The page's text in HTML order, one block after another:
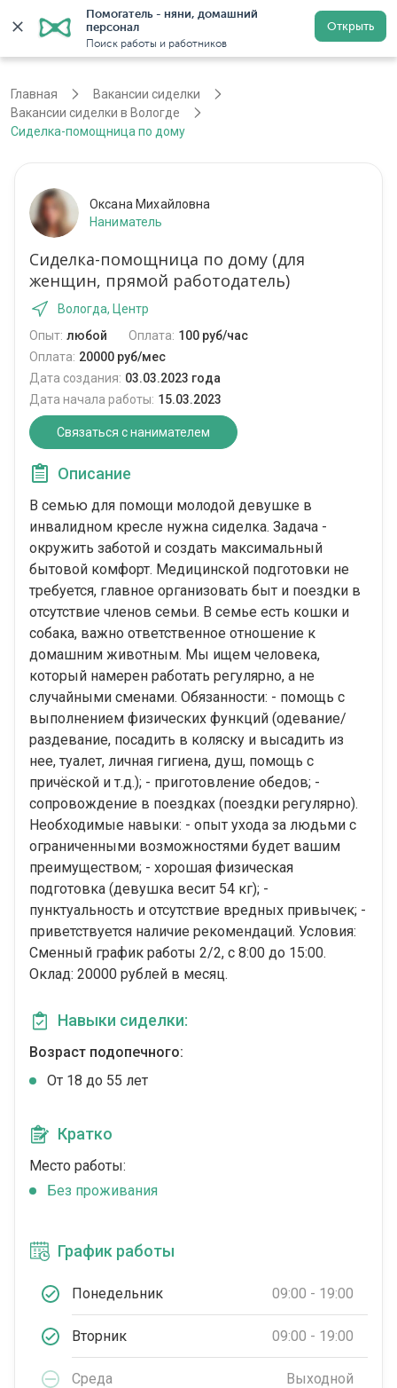
Помогатель - няни, домашний
персонал
Поиск работы и работников
Открыть
Регистрация
Главная
Вакансии сиделки
Вакансии сиделки в Вологде
Сиделка-помощница по дому
Оксана Михайловна
Наниматель
Сиделка-помощница по дому (для
женщин, прямой работодатель)
Вологда, Центр
Опыт: любой Оплата: 100 руб/час
Оплата: 20000 руб/мес
Дата создания: 03.03.2023 года
Дата начала работы: 15.03.2023
Связаться с нанимателем
Описание
В семью для помощи молодой девушке в
инвалидном кресле нужна сиделка. Задача -
окружить заботой и создать максимальный
бытовой комфорт. Медицинской подготовки не
требуется, главное организовать быт и поездки в
отсутствие членов семьи. В семье есть кошки и
собака, важно ответственное отношение к
домашним животным. Мы ищем человека,
который намерен работать регулярно, а не
случайными сменами. Обязанности: - помощь с
выполнением физических функций (одевание/
раздевание, посадить в коляску и высадить из
нее, туалет, личная гигиена, душ, помощь с
причёской и т.д.); - приготовление обедов; -
сопровождение в поездках (поездки регулярно).
Необходимые навыки: - опыт ухода за людьми с
ограниченными возможностями будет вашим
преимуществом; - хорошая физическая
подготовка (девушка весит 54 кг); -
пунктуальность и отсутствие вредных привычек; -
приветствуется наличие рекомендаций. Условия:
Сменный график работы 2/2, с 8:00 до 15:00.
Оклад: 20000 рублей в месяц.
Навыки сиделки:
Возраст подопечного:
От 18 до 55 лет
Кратко
Место работы:
Без проживания
График работы
Понедельник 09:00 - 19:00
Вторник 09:00 - 19:00
Среда Выходной